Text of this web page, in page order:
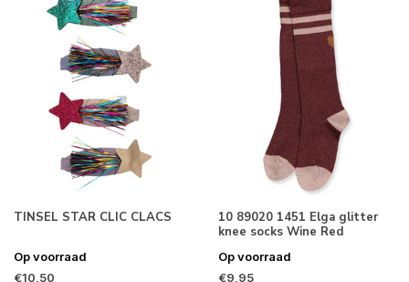
TINSEL STAR CLIC CLACS
Op voorraad
€10,50
10 89020 1451 Elga glitter
knee socks Wine Red
Op voorraad
€9,95